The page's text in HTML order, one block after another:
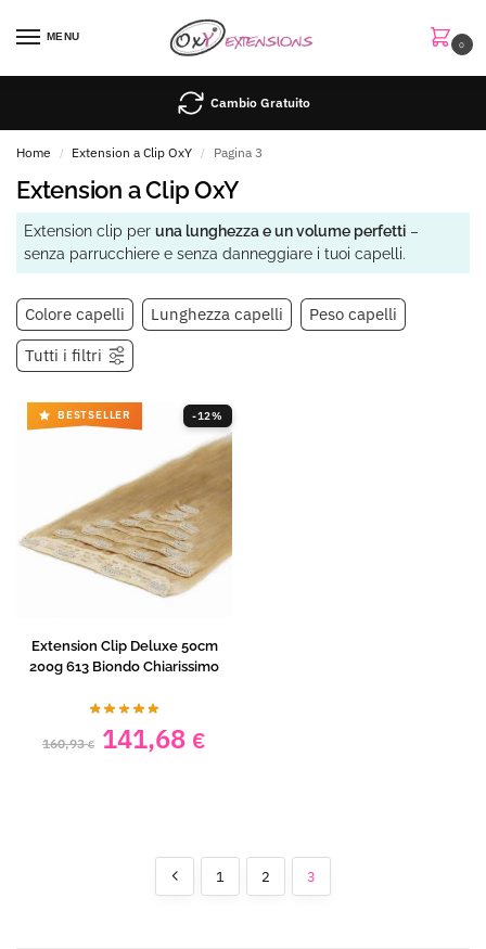
MENU
0
Cambio Gratuito
Home / Extension a Clip OxY / Pagina 3
Extension a Clip OxY
Extension clip per una lunghezza e un volume perfetti –
senza parrucchiere e senza danneggiare i tuoi capelli.
Colore capelli Lunghezza capelli
Peso capelli
Tutti i filtri
-12%
BESTSELLER
Extension Clip Deluxe 50cm
200g 613 Biondo Chiarissimo
160,93€ 141,68 €
1 2 3